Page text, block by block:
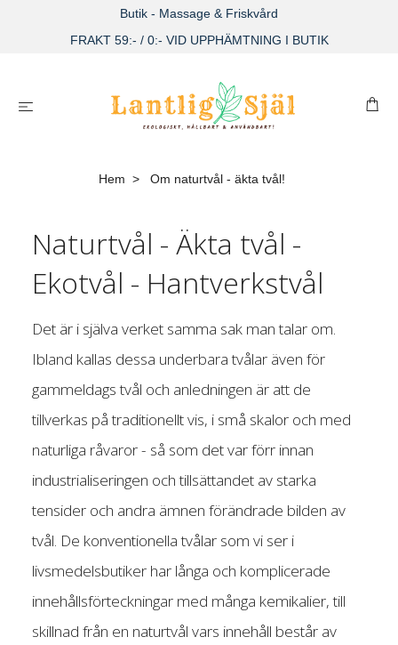
Butik - Massage & Friskvård
FRAKT 59:- / 0:- VID UPPHÄMTNING I BUTIK
Hem Om naturtvål - äkta tvål!
Naturtvål - Äkta tvål -
Ekotvål - Hantverkstvål
Det är i själva verket samma sak man talar om.
Ibland kallas dessa underbara tvålar även för
gammeldags tvål och anledningen är att de
tillverkas på traditionellt vis, i små skalor och med
naturliga råvaror - så som det var förr innan
industrialiseringen och tillsättandet av starka
tensider och andra ämnen förändrade bilden av
tvål. De konventionella tvålar som vi ser i
livsmedelsbutiker har långa och komplicerade
innehållsförteckningar med många kemikalier, till
skillnad från en naturtvål vars innehåll består av